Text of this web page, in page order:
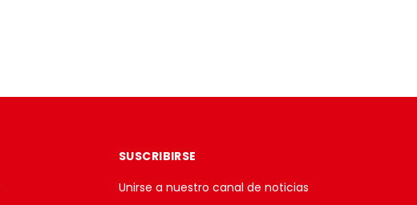
SUSCRIBIRSE
Unirse a nuestro canal de noticias